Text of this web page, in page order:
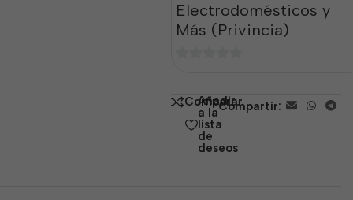
Electrodomésticos y
Más (Privincia)
5 Comparar
Añadir
a la
lista
de
deseos
Compartir: